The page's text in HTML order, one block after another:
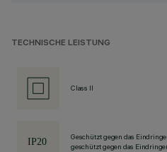
TECHNISCHE LEISTUNG
Class II
Geschützt gegen das
geschützt gegen das